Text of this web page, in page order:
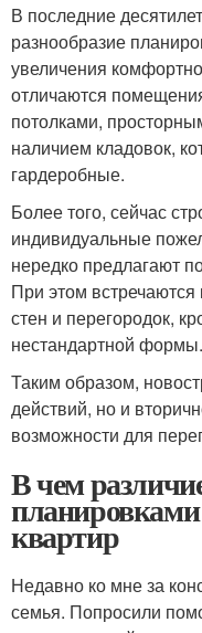
В последние
разнообразие
увеличения
отличаются
потолками,
наличием кладовок,
гардеробные.
Более того, сейчас
индивидуальные
нередко предлагают
При этом
стен и перегородок,
нестандартной формы.
Таким образом,
действий, но и
возможности для
В чем
квартир
Недавно ко мне за
семья. Попросили